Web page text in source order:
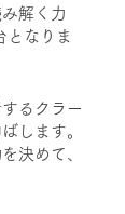
解く力
となりま
るクラー
します。
決めて、